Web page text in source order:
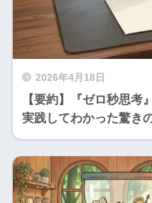
2026年4月18日
【要約】『ゼロ秒思考
実践してわかった驚き